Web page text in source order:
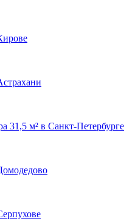
31,5 м² в Санкт-Петербурге